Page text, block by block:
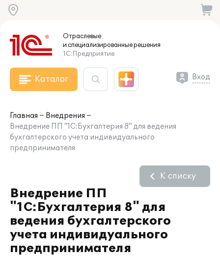
Отраслевые
и специализированныерешения
1С:Предприятие
Каталог Вход
Главная
Внедрения
Внедрение ПП "1С:Бухгалтерия 8" для ведения
бухгалтерского учета индивидуального
предпринимателя
Внедрение ПП
"1С:Бухгалтерия 8" для
ведения бухгалтерского
учета индивидуального
предпринимателя
К списку